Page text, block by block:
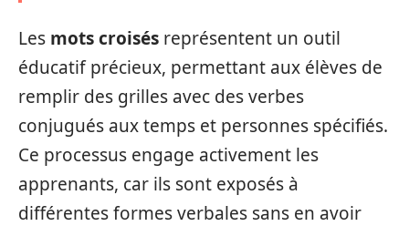
Les mots croisés représentent un outil
éducatif précieux, permettant aux élèves de
remplir des grilles avec des verbes
conjugués aux temps et personnes spécifiés.
Ce processus engage activement les
apprenants, car ils sont exposés à
différentes formes verbales sans en avoir